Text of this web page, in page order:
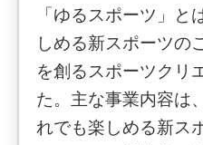
「ゆるスポーツ」
しめる新スポーツの
を創るスポーツクリ
た。主な事業内容は
れでも楽しめる新ス